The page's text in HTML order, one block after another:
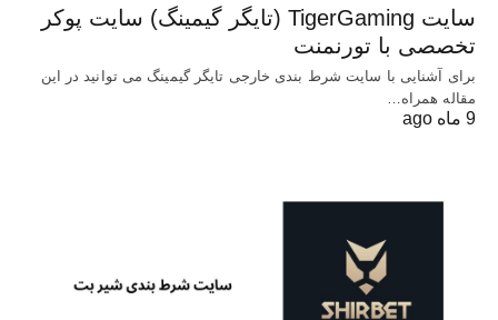
سایت TigerGaming (تایگر گیمینگ) سایت پوکر
تخصصی با تورنمنت
برای آشنایی با سایت شرط بندی خارجی تایگر گیمینگ می توانید در این
مقاله همراه…
9 ماه ago